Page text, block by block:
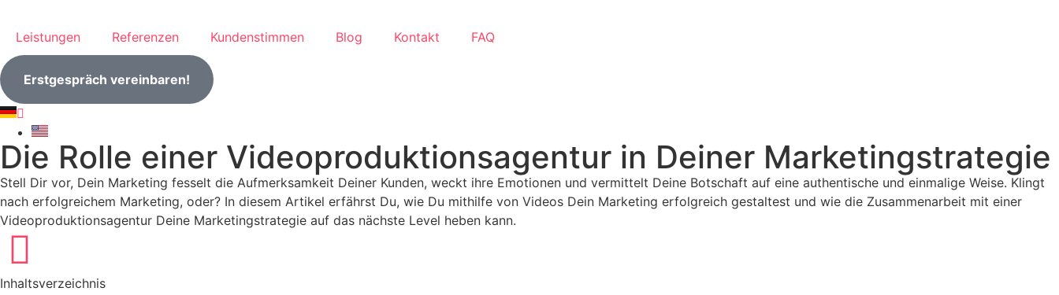
Leistungen Referenzen Kundenstimmen Blog Kontakt FAQ
Erstgespräch vereinbaren!
Die Rolle einer Videoproduktionsagentur in Deiner Marketingstrategie
Stell Dir vor, Dein Marketing fesselt die Aufmerksamkeit Deiner Kunden, weckt ihre Emotionen und vermittelt Deine Botschaft auf eine authentische und einmalige Weise. Klingt
nach erfolgreichem Marketing, oder? In diesem Artikel erfährst Du, wie Du mithilfe von Videos Dein Marketing erfolgreich gestaltest und wie die Zusammenarbeit mit einer
Videoproduktionsagentur Deine Marketingstrategie auf das nächste Level heben kann.
Inhaltsverzeichnis